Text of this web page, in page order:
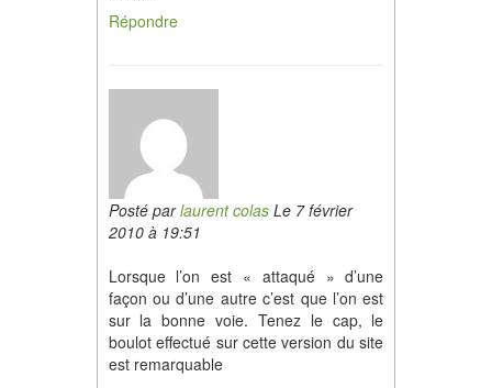
Répondre
Posté parlaurent colasLe 7 février
2010 à 19:51
Lorsque l’on est « attaqué » d’une
façon ou d’une autre c’est que l’on est
sur la bonne voie. Tenez le cap, le
boulot effectué sur cette version du site
est remarquable